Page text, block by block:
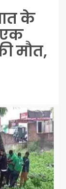
के
एक
मौत,